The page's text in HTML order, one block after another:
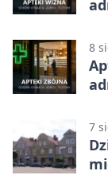
8
7